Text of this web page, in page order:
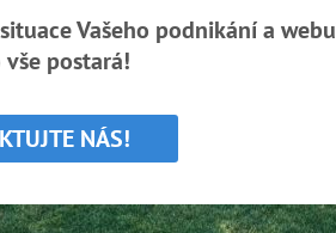
Vašeho podnikání a
vše postará!
NÁS!